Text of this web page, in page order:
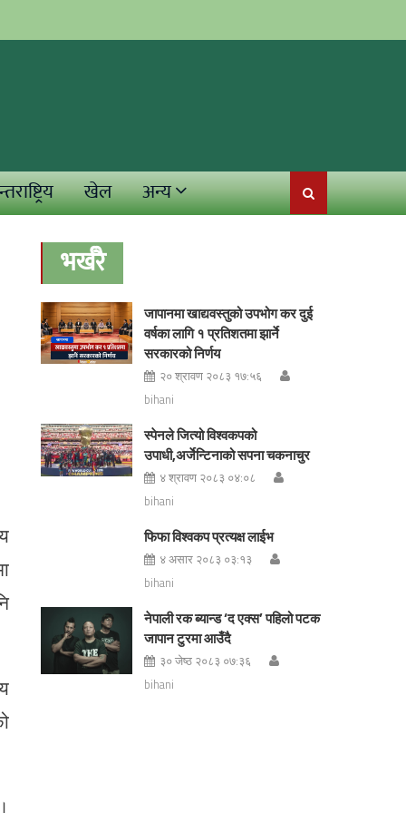
खेल अन्य
भर्खरै
जापानमा खाद्यवस्तुको उपभोग कर दुई
वर्षका लागि १ प्रतिशतमा झार्ने
सरकारको निर्णय
२० श्रावण २०८३ १७:५६
bihani
स्पेनले जित्यो विश्वकपको
उपाधी,अर्जेन्टिनाको सपना चकनाचुर
४ श्रावण २०८३ ०४:०८
bihani
फिफा विश्वकप प्रत्यक्ष लाईभ
४ असार २०८३ ०३:१३
bihani
नेपाली रक ब्यान्ड ‘द एक्स’ पहिलो पटक
जापान टुरमा आउँदै
३० जेष्ठ २०८३ ०७:३६
bihani